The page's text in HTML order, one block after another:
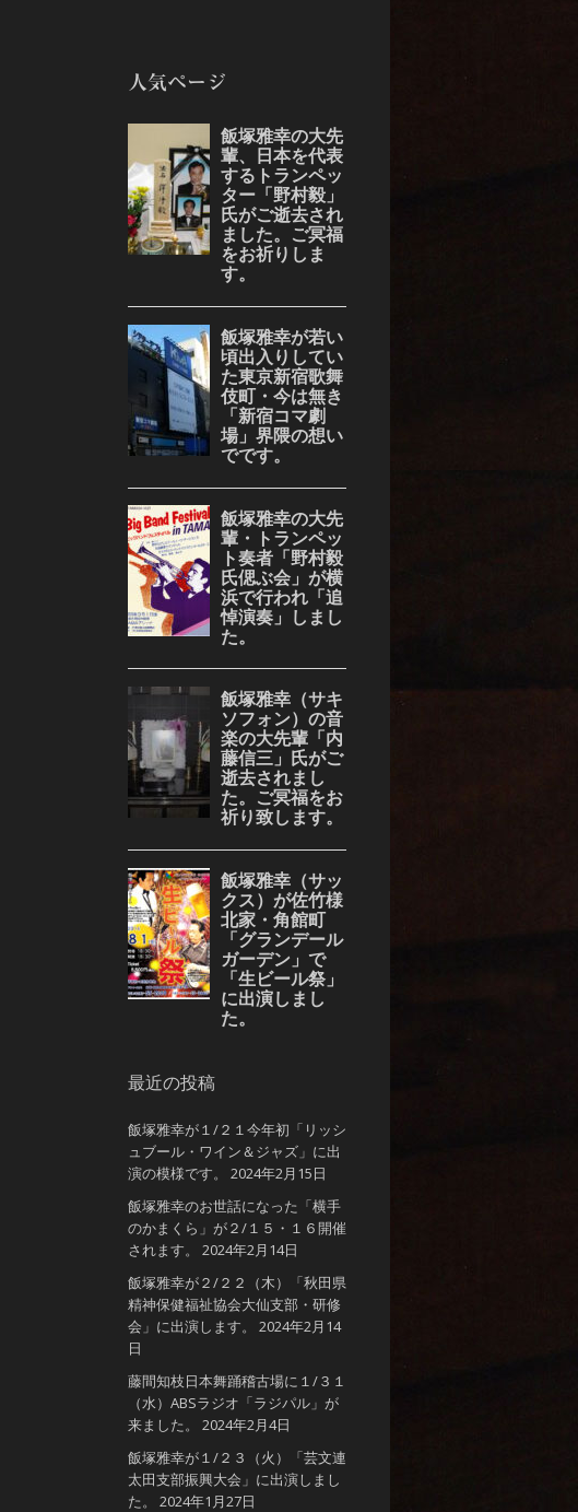
人気ページ
最近の投稿
飯塚雅幸が１/２１今年初「リッシ
ュブール・ワイン＆ジャズ」に出
演の模様です。
2024年2月15日
飯塚雅幸のお世話になった「横手
のかまくら」が２/１５・１６開催
されます。
2024年2月14日
飯塚雅幸が２/２２（木）「秋田県
精神保健福祉協会大仙支部・研修
会」に出演します。
2024年2月14
日
藤間知枝日本舞踊稽古場に１/３１
（水）ABSラジオ「ラジパル」が
来ました。
2024年2月4日
飯塚雅幸が１/２３（火）「芸文連
太田支部振興大会」に出演しまし
た。
2024年1月27日